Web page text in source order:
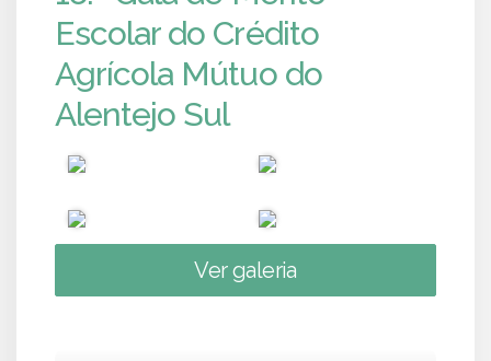
Escolar do Crédito
Agrícola Mútuo do
Alentejo Sul
Ver galeria